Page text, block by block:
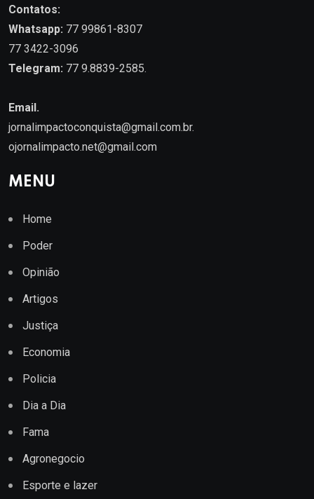
Contatos:
Whatsapp: 77 99861-8307
77 3422-3096
Telegram: 77 9.8839-2585.
Email.
jornalimpactoconquista@gmail.com.br.
ojornalimpacto.net@gmail.com
MENU
Home
Poder
Opinião
Artigos
Justiça
Economia
Policia
Dia a Dia
Fama
Agronegocio
Esporte e lazer